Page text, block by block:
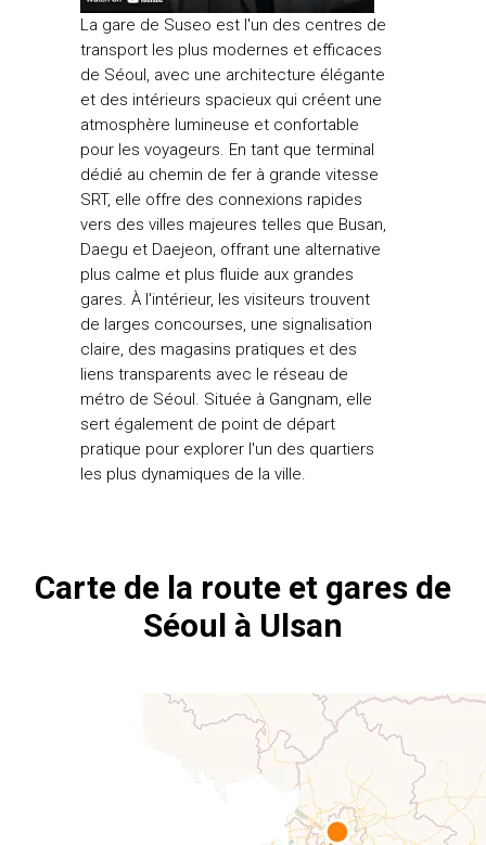
La gare de Suseo est l'un des centres de
transport les plus modernes et efficaces
de Séoul, avec une architecture élégante
et des intérieurs spacieux qui créent une
atmosphère lumineuse et confortable
pour les voyageurs. En tant que terminal
dédié au chemin de fer à grande vitesse
SRT, elle offre des connexions rapides
vers des villes majeures telles que Busan,
Daegu et Daejeon, offrant une alternative
plus calme et plus fluide aux grandes
gares. À l'intérieur, les visiteurs trouvent
de larges concourses, une signalisation
claire, des magasins pratiques et des
liens transparents avec le réseau de
métro de Séoul. Située à Gangnam, elle
sert également de point de départ
pratique pour explorer l'un des quartiers
les plus dynamiques de la ville.
Carte de la route et gares de
Séoul à Ulsan